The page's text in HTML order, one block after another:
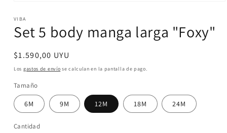
multimedia
1
en
modal
VIBA
Set 5 body manga larga "Foxy"
Precio
habitual
$1.590,00 UYU
Los gastos de envío se calculan en la pantalla de pago.
Tamaño
6M 9M 12M 18M 24M
Cantidad